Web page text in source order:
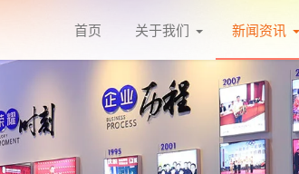
首页 关于我们 新闻资讯